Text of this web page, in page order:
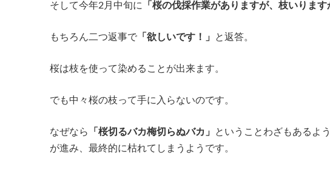
そして今年2月中旬に 「桜の伐採作業がありますが、枝いります
もちろん二つ返事で 「欲しいです！」 と返答。
桜は枝を使って染めることが出来ます。
でも中々桜の枝って手に入らないのです。
なぜなら 「桜切るバカ梅切らぬバカ」
ということわざもあるよ
が進み、最終的に枯れてしまうようです。